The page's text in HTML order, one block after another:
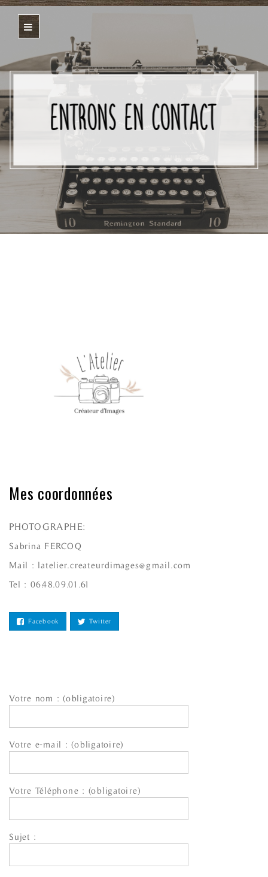
ENTRONS EN CONTACT
Mes coordonnées
PHOTOGRAPHE:
Sabrina FERCOQ
Mail : latelier.createurdimages@gmail.com
Tel : 06.48.09.01.61
Facebook Twitter
Votre nom : (obligatoire)
Votre e-mail : (obligatoire)
Votre Téléphone : (obligatoire)
Sujet :